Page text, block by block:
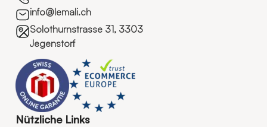
info@lemali.ch
Solothurnstrasse 31, 3303
Jegenstorf
Nützliche Links